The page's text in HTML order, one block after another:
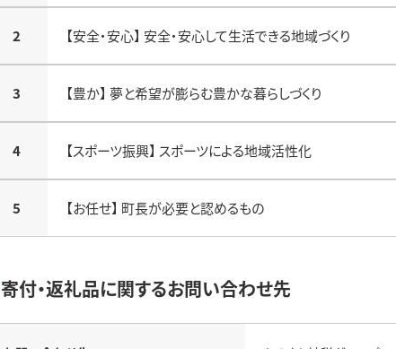
2 【安全・安心】 安全・安心して生活できる地域づくり
3 【豊か】 夢と希望が膨らむ豊かな暮らしづくり
4 【スポーツ振興】 スポーツによる地域活性化
5 【お任せ】 町長が必要と認めるもの
寄付・返礼品に関するお問い合わせ先